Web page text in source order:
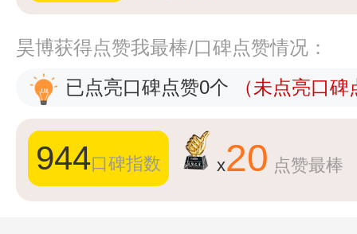
昊博获得点赞我最棒/口碑点赞情况：
已点亮口碑点赞0个
（未点亮口
944口碑指数 x20 点赞最棒